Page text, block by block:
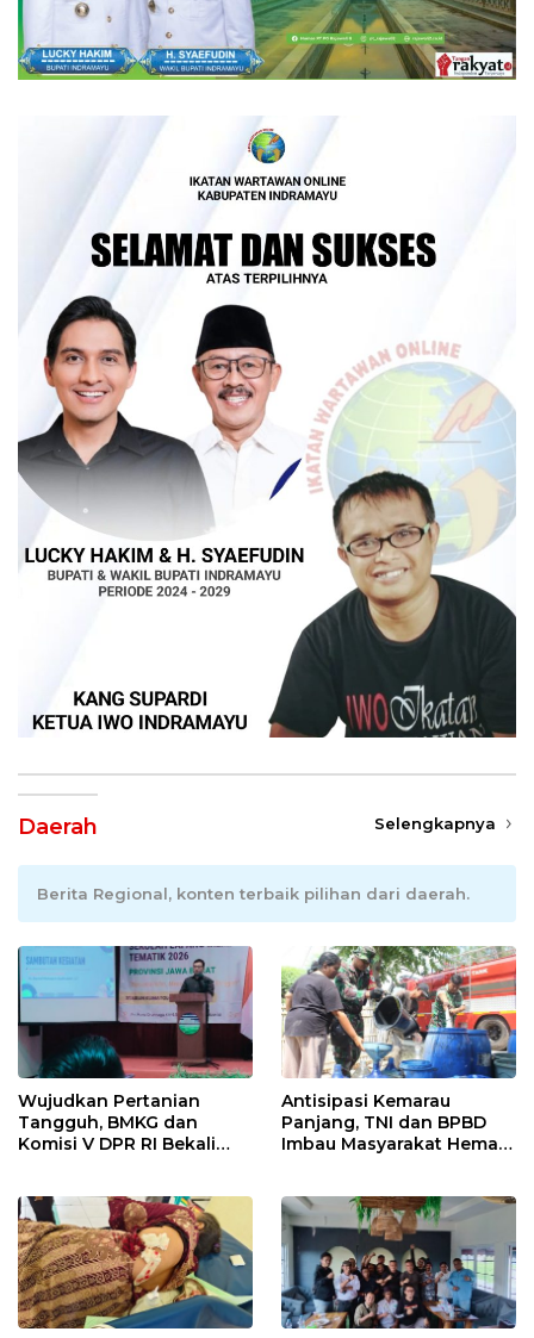
Daerah Selengkapnya
Berita Regional, konten terbaik pilihan dari daerah.
Wujudkan Pertanian
Tangguh, BMKG dan
Komisi V DPR RI Bekali
Antisipasi Kemarau
Panjang, TNI dan BPBD
Imbau Masyarakat Hemat